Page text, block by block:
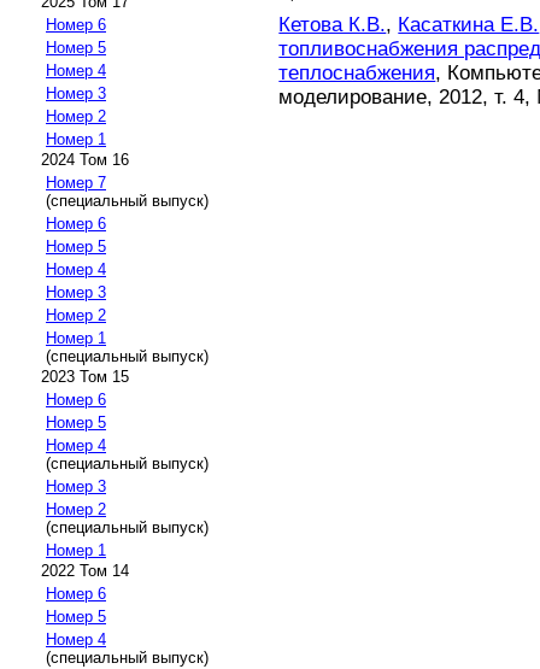
Номер 6
Номер 5
Номер 4
Номер 3
Номер 2
Номер 1
2024 Том 16
Номер 7
(специальный выпуск)
Номер 6
Номер 5
Номер 4
Номер 3
Номер 2
Номер 1
(специальный выпуск)
2023 Том 15
Номер 6
Номер 5
Номер 4
(специальный выпуск)
Номер 3
Номер 2
(специальный выпуск)
Номер 1
2022 Том 14
Номер 6
Номер 5
Номер 4
(специальный выпуск)
Кетова К.В., Касаткина Е.В.
топливоснабжения
теплоснабжения,
моделирование, 2012, т.